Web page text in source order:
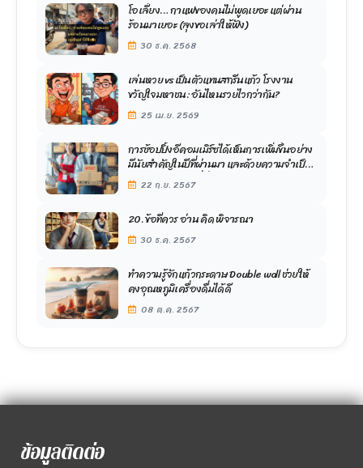
โอเลี้ยง… กาแฟของคนไม่พูดเยอะ แต่ผ่าน
ร้อนมาเยอะ (ลุงขอเล่าให้ฟัง)
30 ธ.ค. 2568
เล่นหวย vs เป็นตัวแทนสกรีนแก้ว โรงงาน
ขวัญใจมหาชน: อันไหนรวยไวกว่ากัน?
25 เม.ย. 2569
การช้อปปิ้งอีคอมเมิร์ซได้เห็นการเพิ่มขึ้นอย่าง
มีนัยสําคัญในปีที่ผ่านมา และด้วยความจําเป็น
ในการบรรจุภัณฑ์ที่ยั่งยืน
22 ก.ย. 2567
20. ข้อที่ควร อ่าน คิด พิจารณา
30 ธ.ค. 2567
ทำความรู้จักแก้วกระดาษ Double wall ช่วยให้
คงอุณหภูมิเครื่องดื่มได้ดี
08 ต.ค. 2567
ข้อมูลติดต่อ